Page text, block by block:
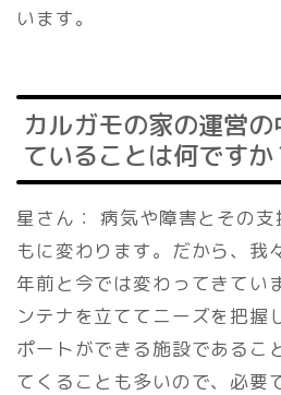
います。
カルガモの家の運営
ていることは何ですか
星さん： 病気や障害とその
もに変わります。だから、我
年前と今では変わってきてい
ンテナを立ててニーズを把握
ポートができる施設であるこ
てくることも多いので、必要